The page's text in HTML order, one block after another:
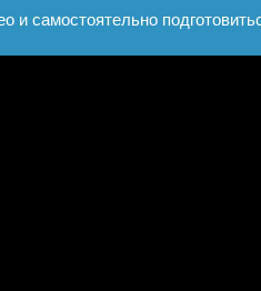
и самостоятельно